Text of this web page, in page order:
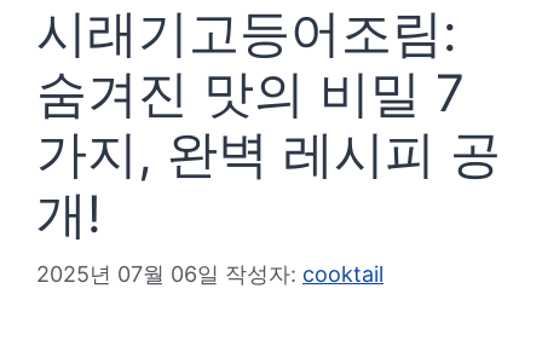
시래기고등어조림:
숨겨진 맛의 비밀 7
가지, 완벽 레시피 공
개!
2025년 07월 06일 작성자: cooktail